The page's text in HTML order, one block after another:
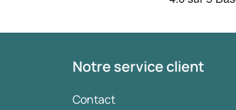
Notre service client
Contact